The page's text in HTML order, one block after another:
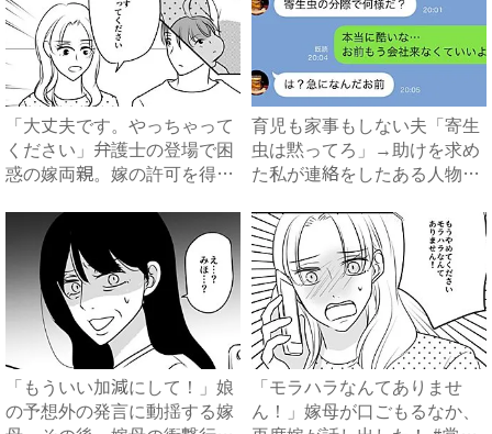
「大丈夫です。やっちゃって
ください」弁護士の登場で困
惑の嫁両親。嫁の許可を得た
育児も家事もしない夫「寄生
虫は黙ってろ」→助けを求め
た私が連絡をしたある人物と
「もういい加減にして！」娘
の予想外の発言に動揺する嫁
「モラハラなんてありませ
ん！」嫁母が口ごもるなか、